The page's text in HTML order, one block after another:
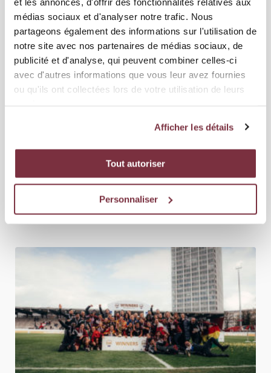
médias sociaux et d'analyser notre trafic. Nous
partageons également des informations sur l'utilisation de
notre site avec nos partenaires de médias sociaux, de
publicité et d'analyse, qui peuvent combiner celles-ci
avec d'autres informations que vous leur avez fournies
ou qu'ils ont collectées lors de votre utilisation de leurs
Afficher les détails
Tout autoriser
Personnaliser
LES AUTRES GALERIES
04 AOÛT 2026
DINAMO - SERVETTE FCCF 0-3